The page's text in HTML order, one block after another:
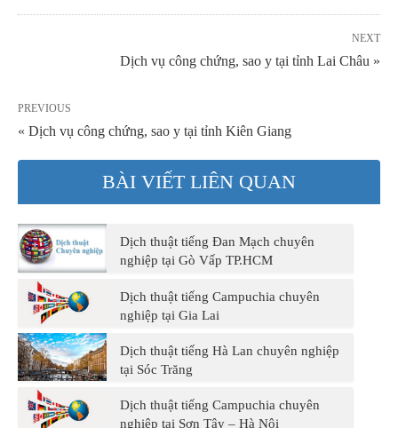
NEXT
Dịch vụ công chứng, sao y tại tỉnh Lai Châu »
PREVIOUS
« Dịch vụ công chứng, sao y tại tỉnh Kiên Giang
BÀI VIẾT LIÊN QUAN
Dịch thuật tiếng Đan Mạch chuyên
nghiệp tại Gò Vấp TP.HCM
Dịch thuật tiếng Campuchia chuyên
nghiệp tại Gia Lai
Dịch thuật tiếng Hà Lan chuyên nghiệp
tại Sóc Trăng
Dịch thuật tiếng Campuchia chuyên
nghiệp tại Sơn Tây – Hà Nội